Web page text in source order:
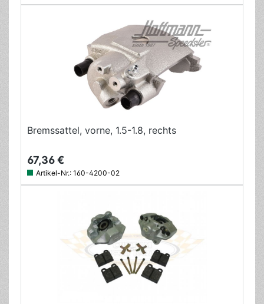
Bremssattel, vorne, 1.5-1.8, rechts
67,36 €
Artikel-Nr.: 160-4200-02